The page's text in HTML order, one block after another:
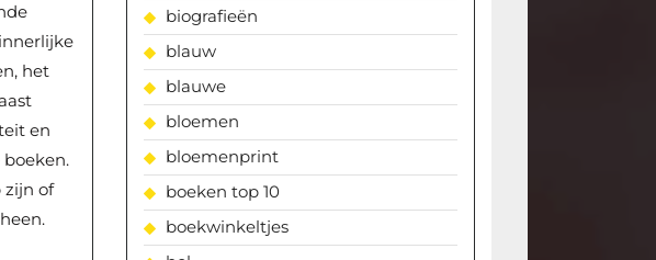
het
en
zijn of
biografieën
blauw
blauwe
bloemen
bloemenprint
boeken top 10
boekwinkeltjes